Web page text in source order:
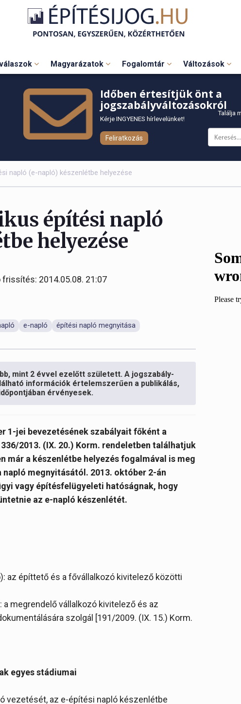
Magyarázatok Fogalomtár Változások
Időben értesítjük önt a
jogszabályváltozásokról
Kérje INGYENES hírlevelünket!
Feliratkozás
Találja
napló (e-napló) készenlétbe helyezése
építési napló
helyezése
2014.05.08. 21:07
e-napló
építési napló megnyitása
mint 2 évvel ezelőtt született. A jogszabály-
információk értelemszerűen a publikálás,
érvényesek.
1-jei bevezetésének szabályait főként a
2013. (IX. 20.) Korm. rendeletben találhatjuk
már a készenlétbe helyezés fogalmával is meg
napló megnyitásától. 2013. október 2-án
vagy építésfelügyeleti hatóságnak, hogy
az e-napló készenlétét.
az építtető és a fővállalkozó kivitelező közötti
megrendelő vállalkozó kivitelező és az
szolgál [191/2009. (IX. 15.) Korm.
egyes stádiumai
vezetését, az e-építési napló készenlétbe